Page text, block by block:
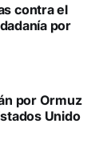
contra el
por
por Ormuz
Unido